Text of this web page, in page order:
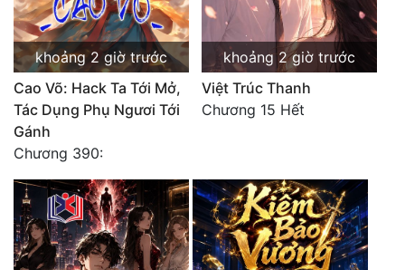
khoảng 2 giờ trước
Cao Võ: Hack Ta Tới Mở,
Tác Dụng Phụ Ngươi Tới
Gánh
Chương 390:
khoảng 2 giờ trước
Việt Trúc Thanh
Chương 15 Hết